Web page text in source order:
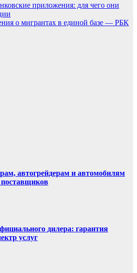
приложения: для чего они
о мигрантах в единой базе — РБК
автогрейдерам и автомобилям
дилера: гарантия
услуг